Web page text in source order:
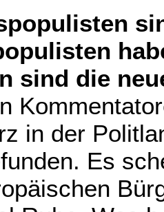
sind die
in der
Es